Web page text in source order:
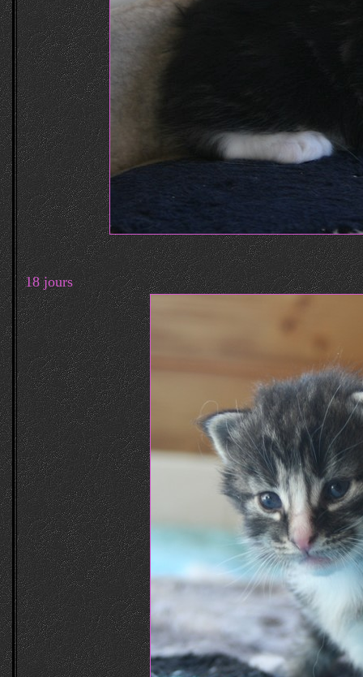
18 jours